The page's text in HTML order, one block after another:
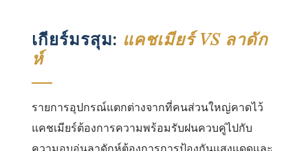
เกียร์มรสุม: แคชเมียร์ VS ลาดัก
ห์
รายการอุปกรณ์แตกต่างจากที่คนส่วนใหญ่คาดไว้
แคชเมียร์ต้องการความพร้อมรับฝนควบคู่ไปกับ